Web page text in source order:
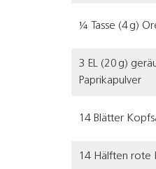
¼ Tasse (4 g)
3 EL (20 g)
Paprikapulver
14 Blätter
14 Hälften rote